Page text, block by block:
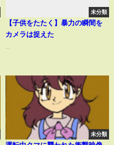
未分類
【子供をたたく】暴力の瞬間を
カメラは捉えた
未分類